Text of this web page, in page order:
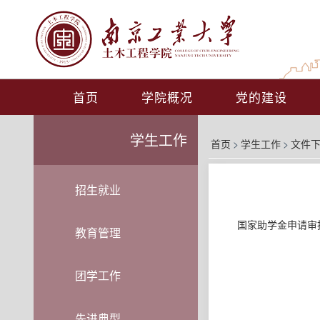
首页 学院概况 党的建设
学生工作
招生就业
教育管理
团学工作
首页 > 学生工作 > 文件
国家助学金申请审